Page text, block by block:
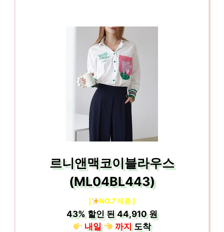
르니앤맥코이블라우스
(ML04BL443)
[ NO.7 제품 ]
43%할인 된44,910 원
내일
까지도착